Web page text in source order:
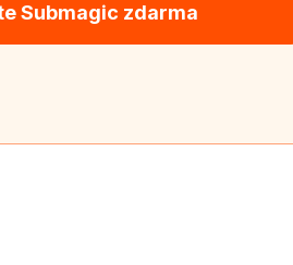
Submagic zdarma